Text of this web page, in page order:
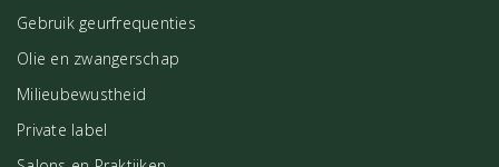
Gebruik geurfrequenties
Olie en zwangerschap
Milieubewustheid
Private label